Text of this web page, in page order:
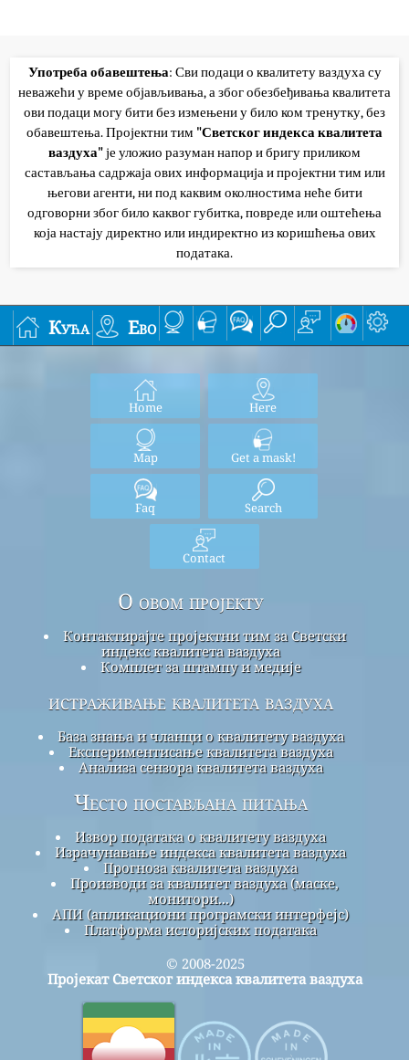
Употреба обавештења: Сви подаци о квалитету ваздуха су
неважећи у време објављивања, а због обезбеђивања квалитета
ови подаци могу бити без измењени у било ком тренутку, без
обавештења. Пројектни тим "Светског индекса квалитета
ваздуха"је уложио разуман напор и бригу приликом
састављања садржаја ових информација и пројектни тим или
његови агенти, ни под каквим околностима неће бити
одговорни због било каквог губитка, повреде или оштећења
која настају директно или индиректно из коришћења ових
података.
Кућа Ево
Home Here
Map Get a mask!
Faq Search
Contact
О овом пројекту
Контактирајте пројектни тим за Светски
индекс квалитета ваздуха
Комплет за штампу и медије
истраживање квалитета ваздуха
База знања и чланци о квалитету ваздуха
Експериментисање квалитета ваздуха
Анализа сензора квалитета ваздуха
Често постављана питања
Извор података о квалитету ваздуха
Израчунавање индекса квалитета ваздуха
Прогноза квалитета ваздуха
Производи за квалитет ваздуха (маске,
монитори...)
АПИ (апликациони програмски интерфејс)
Платформа историјских података
© 2008-2025
Пројекат Светског индекса квалитета ваздуха